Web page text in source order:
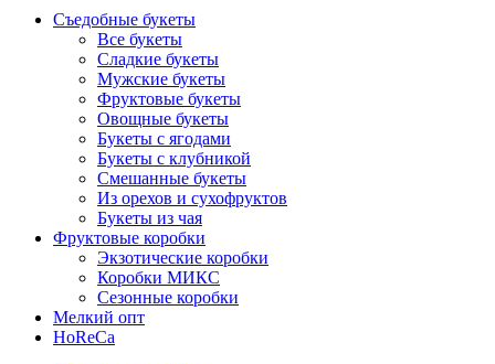
Съедобные букеты
Все букеты
Сладкие букеты
Мужские букеты
Фруктовые букеты
Овощные букеты
Букеты с ягодами
Букеты с клубникой
Смешанные букеты
Из орехов и сухофруктов
Букеты из чая
Фруктовые коробки
Экзотические коробки
Коробки МИКС
Сезонные коробки
Мелкий опт
HoReCa